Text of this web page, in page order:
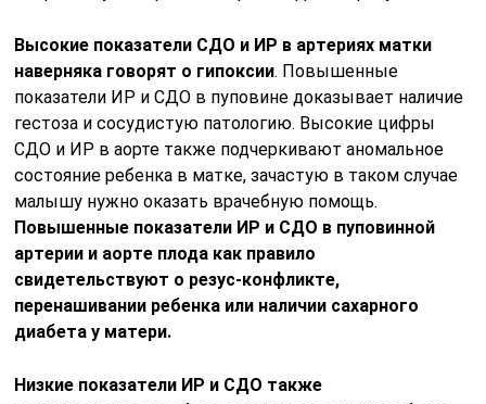
Высокие показатели СДО и ИР в артериях матки
наверняка говорят о гипоксии. Повышенные
показатели ИР и СДО в пуповине доказывает наличие
гестоза и сосудистую патологию. Высокие цифры
СДО и ИР в аорте также подчеркивают аномальное
состояние ребенка в матке, зачастую в таком случае
малышу нужно оказать врачебную помощь.
Повышенные показатели ИР и СДО в пуповинной
артерии и аорте плода как правило
свидетельствуют о резус-конфликте,
перенашивании ребенка или наличии сахарного
диабета у матери.
Низкие показатели ИР и СДО также